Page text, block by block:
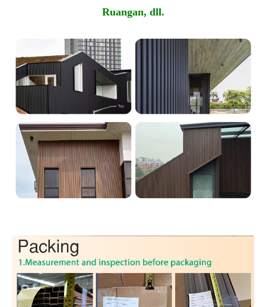
Ruangan, dll.